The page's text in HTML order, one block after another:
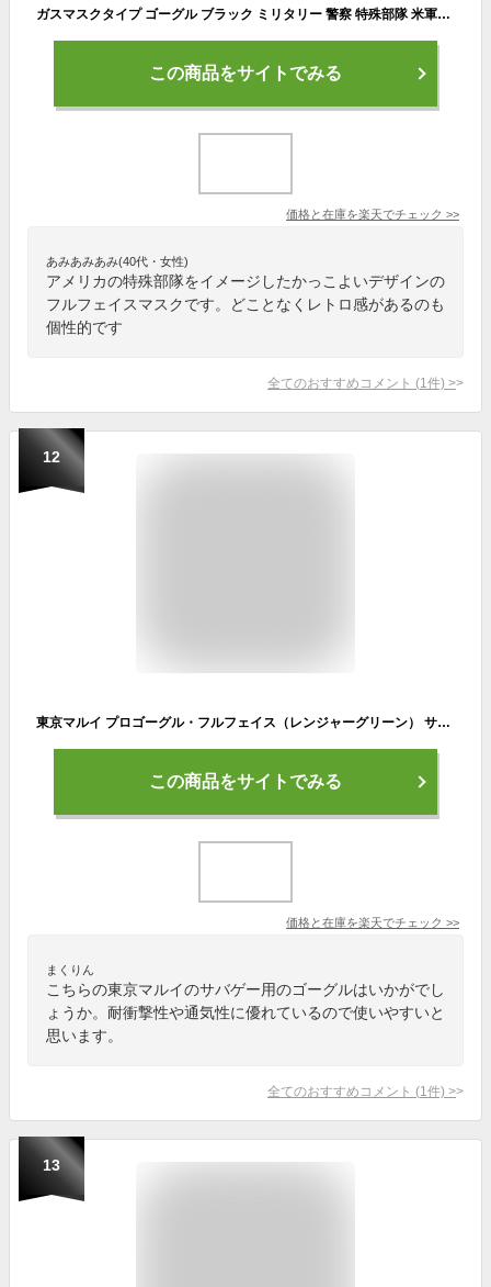
ガスマスクタイプ ゴーグル ブラック ミリタリー 警察 特殊部隊 米軍M40 フルフェイス サバゲー ファッション ポリスグッズ ゴーグルタイプ サバイバルゲーム 装備 フェイスマスク フェイスガード マスク サバゲーマスク コスプレ スチームパンク ハロウィン
この商品をサイトでみる
価格と在庫を楽天でチェック >>
あみあみあみ(40代・女性)
アメリカの特殊部隊をイメージしたかっこよいデザインの
フルフェイスマスクです。どことなくレトロ感があるのも
個性的です
全てのおすすめコメント (1 件) >
12
東京マルイ プロゴーグル・フルフェイス（レンジャーグリーン） サバゲー ゴーグル 保護 エアガン ガスガン 電動ガン モデルガン 怪我 ガード 装備 フルフェイス メガネ サングラス 痛い レンジャー コヨーテ ブラウン 迷彩 グリーン
この商品をサイトでみる
価格と在庫を楽天でチェック >>
まくりん
こちらの東京マルイのサバゲー用のゴーグルはいかがでし
ょうか。耐衝撃性や通気性に優れているので使いやすいと
思います。
全てのおすすめコメント (1 件) >
13